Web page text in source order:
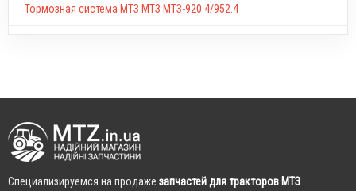
Тормозная система МТЗ МТЗ МТЗ-920.4/952.4
Cпециализируемся на продаже запчастей для тракторов МТЗ